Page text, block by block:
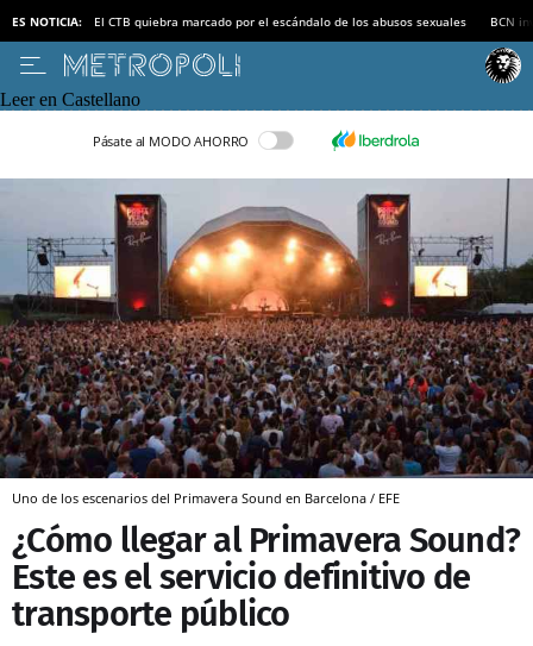
ES NOTICIA: El CTB quiebra marcado por el escándalo de los abusos sexuales BCN
Leer en Castellano
Pásate al MODO AHORRO
Uno de los escenarios del Primavera Sound en Barcelona / EFE
¿Cómo llegar al Primavera Sound?
Este es el servicio definitivo de
transporte público